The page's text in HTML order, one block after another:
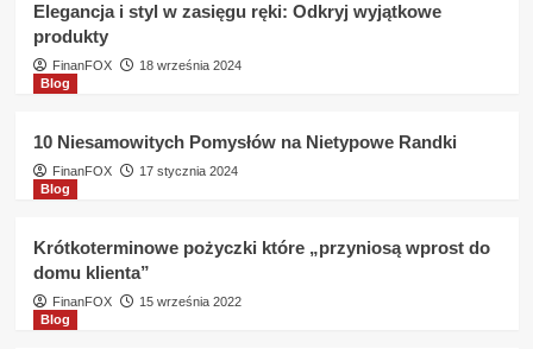
?
Elegancja i styl w zasięgu ręki: Odkryj wyjątkowe
produkty
FinanFOX
18 września 2024
Blog
10 Niesamowitych Pomysłów na Nietypowe Randki
FinanFOX
17 stycznia 2024
Blog
Krótkoterminowe pożyczki które „przyniosą wprost do
domu klienta”
FinanFOX
15 września 2022
Blog